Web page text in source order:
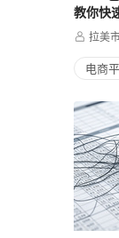
教你快
电商